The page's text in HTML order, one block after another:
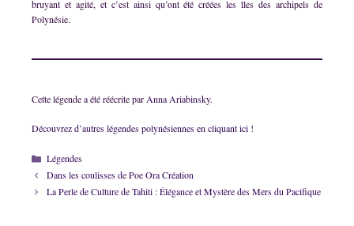
bruyant et agité, et c’est ainsi qu’ont été créées les îles des archipels de
Polynésie.
Cette légende a été réécrite par Anna Ariabinsky.
Découvrez d’autres légendes polynésiennes en cliquant ici !
Catégories
Légendes
Dans les coulisses de Poe Ora Création
La Perle de Culture de Tahiti : Élégance et Mystère des Mers du Pacifique